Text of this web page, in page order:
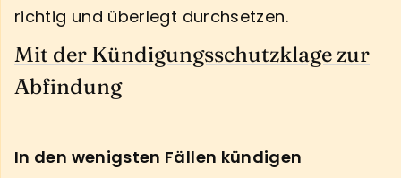
richtig und überlegt durchsetzen.
Mit der Kündigungsschutzklage zur
Abfindung
In den wenigsten Fällen kündigen